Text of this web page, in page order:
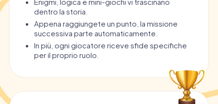
dentro la storia.
Appena raggiungete un punto, la missione
successiva parte automaticamente.
In più, ogni giocatore riceve sfide specifiche
per il proprio ruolo.